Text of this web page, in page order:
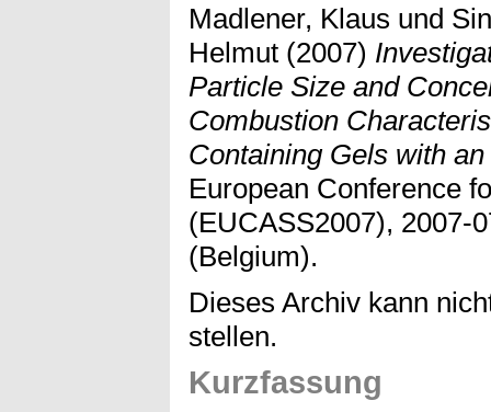
Madlener, Klaus und
Helmut (2007)
Particle Size and
Combustion
Containing Gels with
European Conference
(EUCASS2007), 2007-
(Belgium).
Dieses Archiv kann
stellen.
Kurzfassung